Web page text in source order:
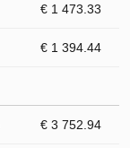
€ 1 473.33
€ 1 394.44
€ 3 752.94